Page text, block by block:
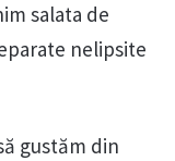
salata de
nelipsite
gustăm din